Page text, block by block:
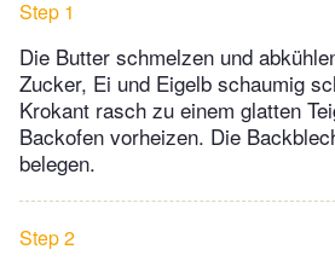
Step 1
Die Butter schmelzen und
Zucker, Ei und Eigelb schaumig
Krokant rasch zu einem glatten
Backofen vorheizen. Die
belegen.
Step 2